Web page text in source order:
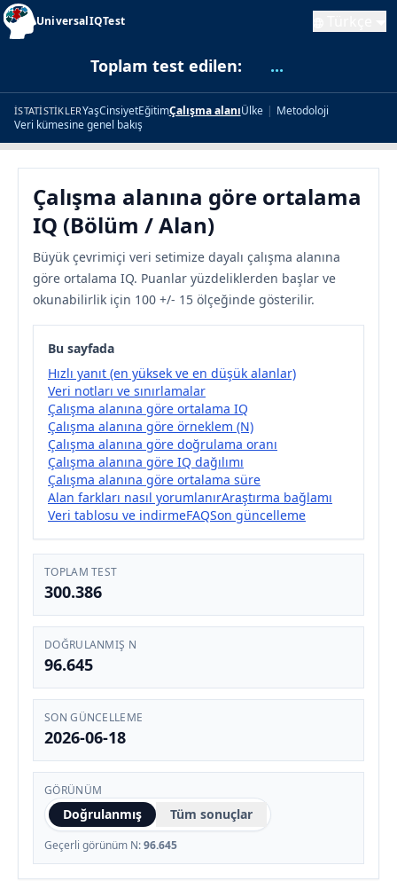
UniversalIQTest
Toplam test edilen: ...
İSTATISTIKLERYaşCinsiyetEğitimÇalışma alanıÜlke | Metodoloji
Veri kümesine genel bakış
Çalışma alanına göre ortalama
IQ (Bölüm / Alan)
Büyük çevrimiçi veri setimize dayalı çalışma alanına
göre ortalama IQ. Puanlar yüzdeliklerden başlar ve
okunabilirlik için 100 +/- 15 ölçeğinde gösterilir.
Bu sayfada
Hızlı yanıt (en yüksek ve en düşük alanlar)
Veri notları ve sınırlamalar
Çalışma alanına göre ortalama IQ
Çalışma alanına göre örneklem (N)
Çalışma alanına göre doğrulama oranı
Çalışma alanına göre IQ dağılımı
Çalışma alanına göre ortalama süre
Alan farkları nasıl yorumlanırAraştırma bağlamı
Veri tablosu ve indirmeFAQSon güncelleme
TOPLAM TEST
300.386
DOĞRULANMIŞ N
96.645
SON GÜNCELLEME
2026-06-18
GÖRÜNÜM
Doğrulanmış Tüm sonuçlar
Geçerli görünüm N:96.645